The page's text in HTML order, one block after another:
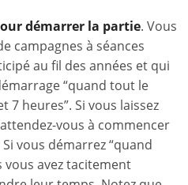
démarrer la partie. Vous
campagnes à séances
au fil des années et qui
“quand tout le
7 heures”. Si vous laissez
vous à commencer
vous démarrez “quand
vous avez tacitement